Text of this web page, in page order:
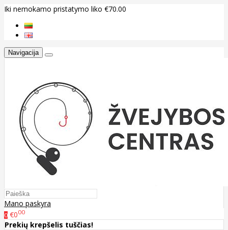
Iki nemokamo pristatymo liko €70.00
Navigacija
Mano paskyra
0 €000
Prekių krepšelis tuščias!